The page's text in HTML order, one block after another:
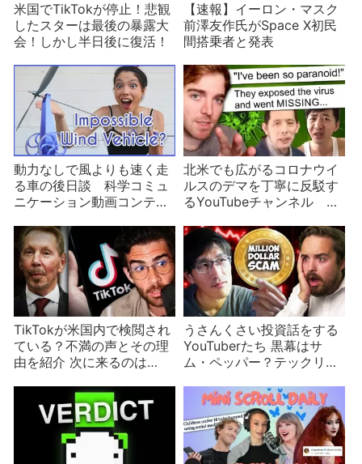
米国でTikTokが停止！悲観
したスターは最後の暴露大
会！しかし半日後に復活！
【速報】イーロン・マスク
前澤友作氏がSpace X初民
間搭乗者と発表
動力なしで風よりも速く走
る車の後日談 科学コミュ
ニケーション動画コンテス
北米でも広がるコロナウイ
ルスのデマを丁寧に反駁す
るYouTubeチャンネル 陰
「特効薬」・便乗騒動……
TikTokが米国内で検閲され
ている？不満の声とその理
由を紹介 次に来るのは
うさんくさい投資話をする
YouTuberたち 黒幕はサ
ム・ペッパー？テックリー
はドット絵を6000万円で
売り抜け